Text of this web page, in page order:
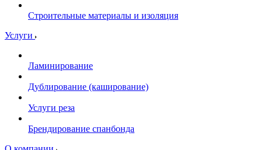
Строительные материалы и изоляция
Услуги
Ламинирование
Дублирование (каширование)
Услуги реза
Брендирование спанбонда